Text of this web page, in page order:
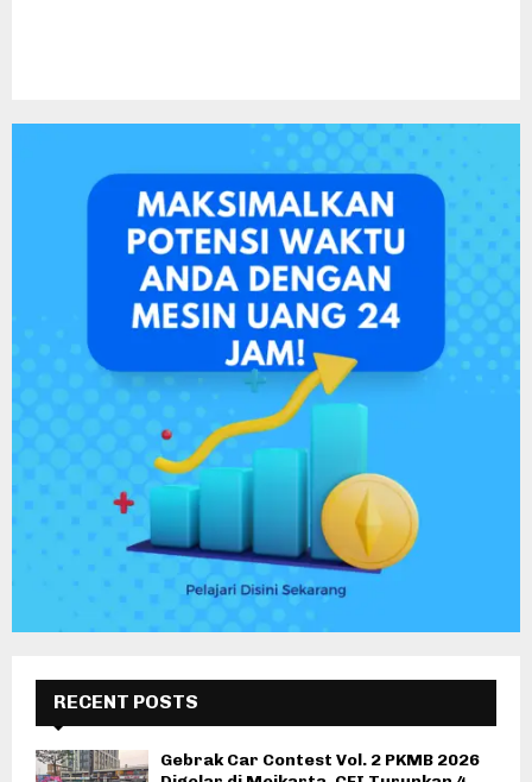
RECENT POSTS
Gebrak Car Contest Vol. 2 PKMB 2026